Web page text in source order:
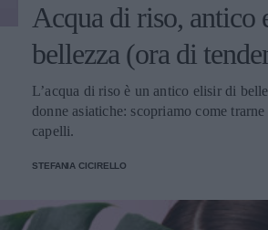
Acqua di riso, antico
bellezza (ora di
L’acqua di riso è un antico elisir di
donne asiatiche: scopriamo come
capelli.
STEFANIA CICIRELLO